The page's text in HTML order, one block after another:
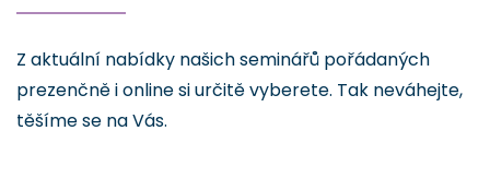
Z aktuální nabídky našich seminářů pořádaných
prezenčně i online si určitě vyberete. Tak neváhejte,
těšíme se na Vás.